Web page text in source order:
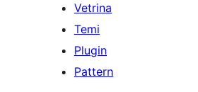
Vetrina
Temi
Plugin
Pattern